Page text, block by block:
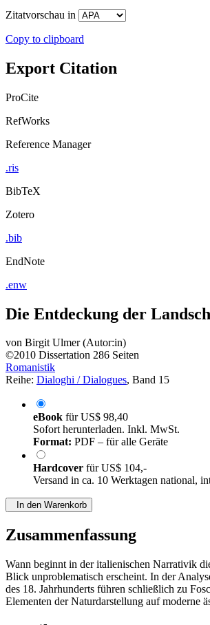
Zitatvorschau in
Copy to clipboard
Export Citation
ProCite
RefWorks
Reference Manager
.ris
BibTeX
Zotero
.bib
EndNote
.enw
Die Entdeckung der
von Birgit Ulmer (Autor:in)
©2010 Dissertation 286 Seiten
Romanistik
Reihe: Dialoghi / Dialogues, Band 15
eBook fürUS$ 98,40
Sofort herunterladen. Inkl. MwSt.
Format: PDF – für alle Geräte
Hardcover fürUS$ 104,-
Versand in ca. 10 Werktagen national,
In den Warenkorb
Zusammenfassung
Wann beginnt in der italienischen Narrativik
Blick unproblematisch erscheint. In der
des 18. Jahrhunderts führen schließlich zu
Elementen der Naturdarstellung auf moderne